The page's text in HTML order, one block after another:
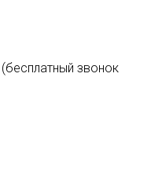
(бесплатный звонок